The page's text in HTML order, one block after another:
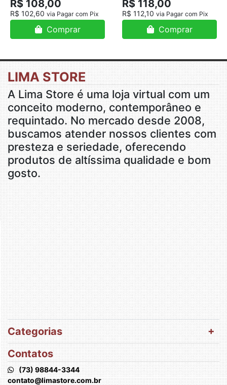
R$ 108,00
R$ 102,60 via Pagar com Pix
Comprar
R$ 118,00
R$ 112,10 via Pagar com Pix
Comprar
LIMA STORE
A Lima Store é uma loja virtual com um
conceito moderno, contemporâneo e
requintado. No mercado desde 2008,
buscamos atender nossos clientes com
presteza e seriedade, oferecendo
produtos de altíssima qualidade e bom
gosto.
Categorias
Contatos
(73) 98844-3344
contato@limastore.com.br